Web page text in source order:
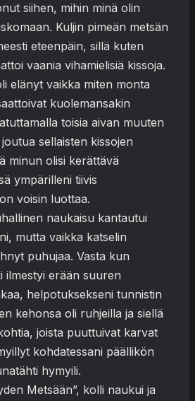
siihen, mihin minä olin
Kuljin pimeän metsän
eteenpäin, sillä kuten
vaania vihamielisiä kissoja.
elänyt vaikka miten monta
kuolemansakin
toisia aivan muuten
sellaisten kissojen
minun olisi kerättävä
ympärilleni tiivis
voisin luottaa.
naukaisu kantautui
mutta vaikka katselin
puhujaa. Vasta kun
ilmestyi erään suuren
helpotuksekseni tunnistin
kehonsa oli ruhjeilla ja siellä
joista puuttuivat karvat
kohdatessani päällikön
hymyili.
Metsään”, kolli naukui ja